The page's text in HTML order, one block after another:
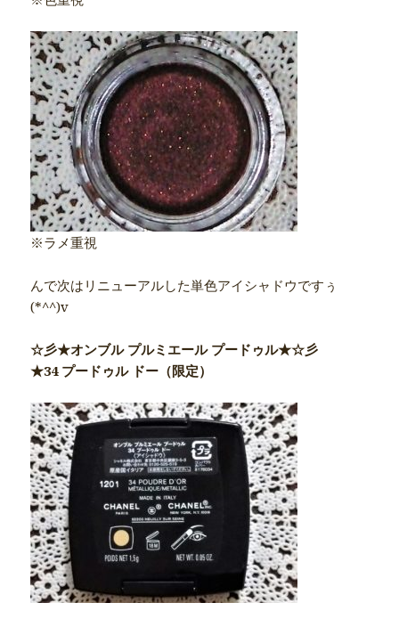
※ラメ重視
んで次はリニューアルした単色アイシャドウですぅ
(*^^)v
☆彡★オンブル プルミエール プードゥル★☆彡
★34 プードゥル ドー（限定）